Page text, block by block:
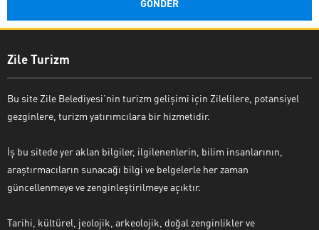
Zile Turizm
Bu site Zile Belediyesi’nin turizm gelişimi için Zilelilere, potansiyel
gezginlere, turizm yatırımcılara bir hizmetidir.
İş bu sitede yer aklan bilgiler, ilgilenenlerin, bilim insanlarının,
araştırmacıların sunacağı bilgi ve belgelerle her zaman
güncellenmeye ve zenginleştirilmeye açıktır.
Tarihi, kültürel, jeolojik, arkeolojik, doğal zenginlikler ve